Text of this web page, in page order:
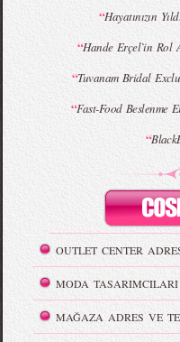
“Hayatınızın
“Hande Erçel`in Rol
“Tuvanam Bridal
“Fast-Food Beslenme
“
OUTLET CENTER
MODA TASARIMCILARI
MAĞAZA ADRES VE